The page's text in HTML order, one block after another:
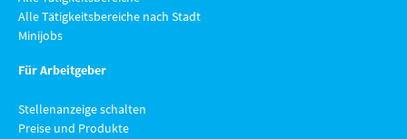
Alle Tätigkeitsbereiche nach Stadt
Minijobs
Für Arbeitgeber
Stellenanzeige schalten
Preise und Produkte